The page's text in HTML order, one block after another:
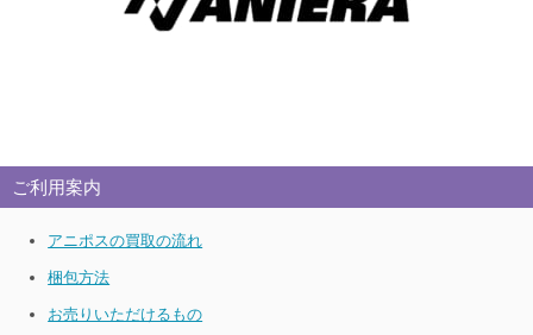
ご利用案内
アニポスの買取の流れ
梱包方法
お売りいただけるもの